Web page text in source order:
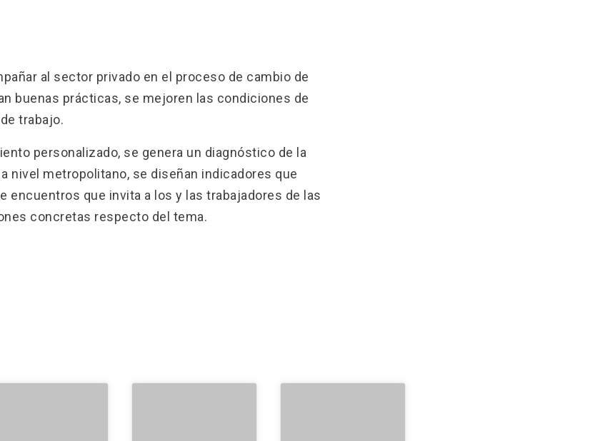
al sector privado en el proceso de cambio de
buenas prácticas, se mejoren las condiciones de
trabajo.
personalizado, se genera un diagnóstico de la
nivel metropolitano, se diseñan indicadores que
que invita a los y las trabajadores de las
concretas respecto del tema.